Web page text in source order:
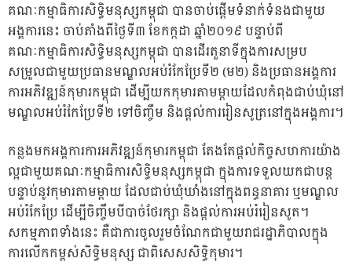
គណៈកម្មាធិការសិទ្ធិមនុស្សកម្ពុជា បានចាប់ផ្តើមទំនាក់ទំនងជាមួយ
អង្គការនេះ ចាប់តាំងពីថ្ងៃទី៣ ខែកក្កដា ឆ្នាំ២០១៩ បន្ទាប់ពី
គណៈកម្មាធិការសិទ្ធិមនុស្សកម្ពុជា បានដើរតួនាទីក្នុងការសម្រប
សម្រួលជាមួយប្រធានមណ្ឌលអប់រំកែប្រែទី២ (ម២) និងប្រធានអង្គការ
ការអភិវឌ្ឍន៍កុមារកម្ពុជា ដើម្បីយកកុមារតាមម្ដាយដែលកំពុងជាប់ឃុំនៅ
មណ្ឌលអប់រំកែប្រែទី២ ទៅចិញ្ចឹម និងផ្ដល់ការរៀនសូត្រនៅក្នុងអង្គការ។
កន្លងមកអង្គការការអភិវឌ្ឍន៍កុមារកម្ពុជា តែងតែផ្តល់កិច្ចសហការយ៉ាង
ល្អជាមួយគណៈកម្មាធិការសិទ្ធិមនុស្សកម្ពុជា ក្នុងការទទួលយកជាបន្ត
បន្ទាប់នូវកុមារតាមម្ដាយ ដែលជាប់ឃុំឃាំងនៅក្នុងពន្ធនាគារ ឬមណ្ឌល
អប់រំកែប្រែ ដើម្បីចិញ្ចឹមបីបាច់ថែរក្សា និងផ្តល់ការអប់រំរៀនសូត។
សកម្មភាពទាំងនេះ គឺជាការចូលរួមចំណែកជាមួយរាជរដ្ឋាភិបាលក្នុង
ការលើកកម្ពស់សិទ្ធិមនុស្ស ជាពិសេសសិទ្ធិកុមារ។